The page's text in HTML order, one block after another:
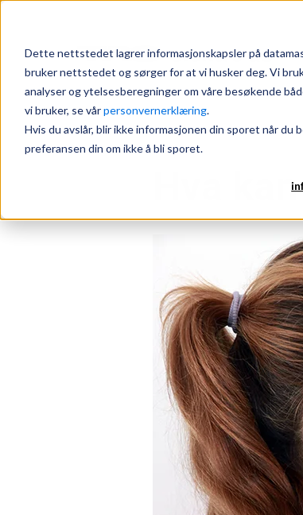
Dette nettstedet lagrer informasjonskapsler på
bruker nettstedet og sørger for at vi husker deg. Vi
analyser og ytelsesberegninger om våre besøkende
vi bruker, se vårpersonvernerklæring.
Hvis du avslår, blir ikke informasjonen din sporet når
preferansen din om ikke å bli sporet.
Hva